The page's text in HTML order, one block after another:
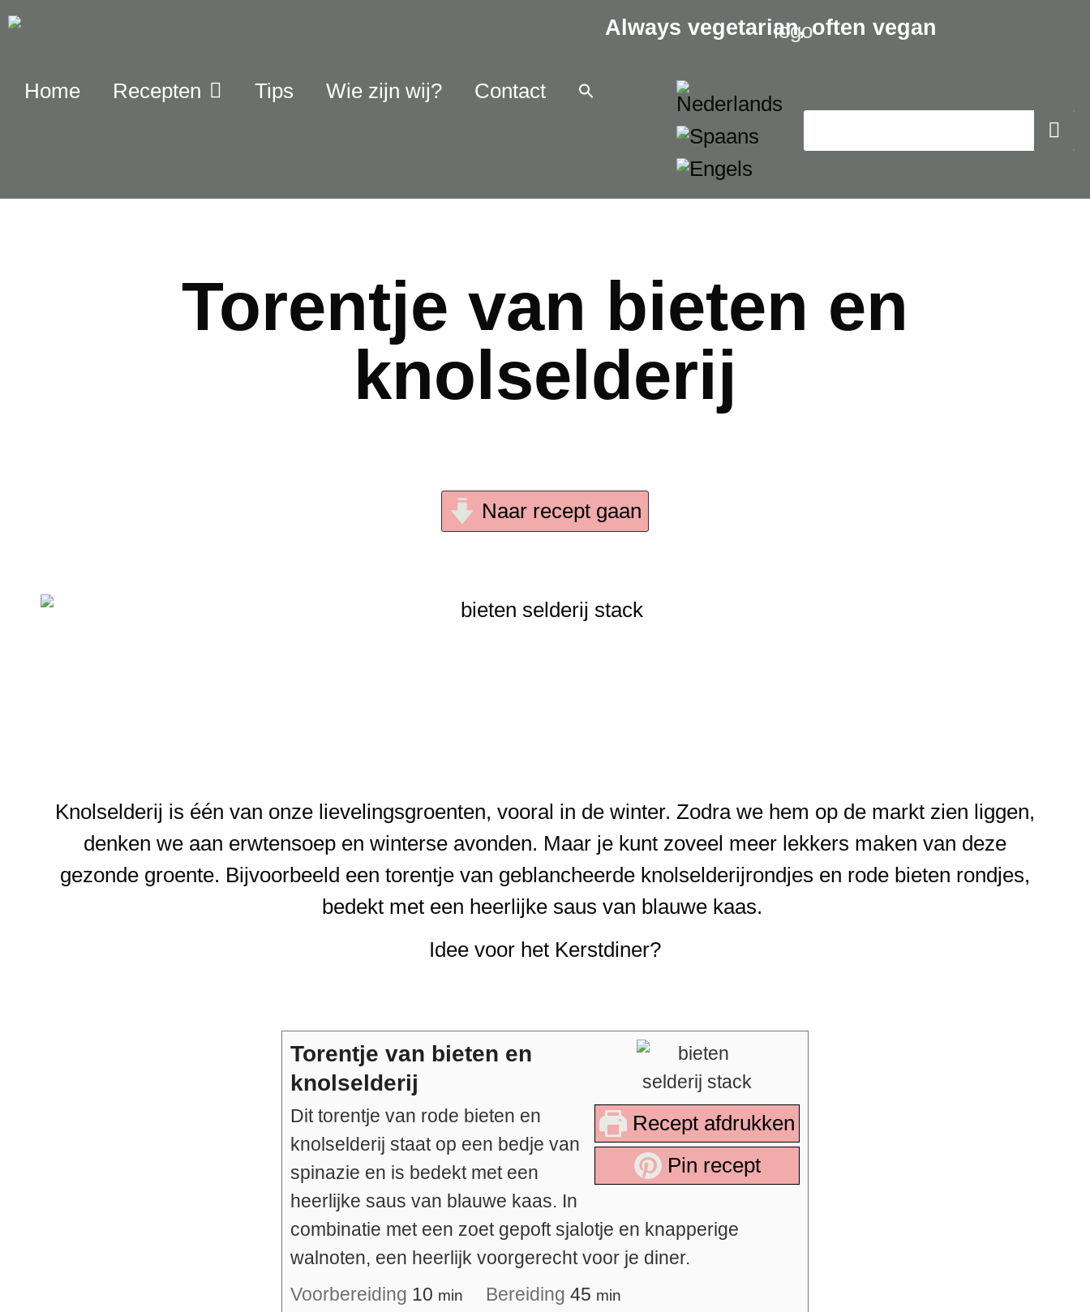
Always vegetarian, often vegan
Home Recepten Tips Wie zijn wij? Contact
Torentje van bieten en
knolselderij
Naar recept gaan
Knolselderij is één van onze lievelingsgroenten, vooral in de winter. Zodra we hem op de markt zien liggen,
denken we aan erwtensoep en winterse avonden. Maar je kunt zoveel meer lekkers maken van deze
gezonde groente. Bijvoorbeeld een torentje van geblancheerde knolselderijrondjes en rode bieten rondjes,
bedekt met een heerlijke saus van blauwe kaas.
Idee voor het Kerstdiner?
Recept afdrukken
Pin recept
Torentje van bieten en
knolselderij
Dit torentje van rode bieten en
knolselderij staat op een bedje van
spinazie en is bedekt met een
heerlijke saus van blauwe kaas. In
combinatie met een zoet gepoft sjalotje en knapperige
walnoten, een heerlijk voorgerecht voor je diner.
Voorbereiding 10 min Bereiding45 min